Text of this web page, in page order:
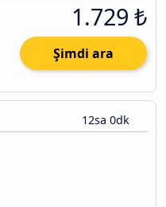
1.729 ₺
Şimdi ara
12sa 0dk